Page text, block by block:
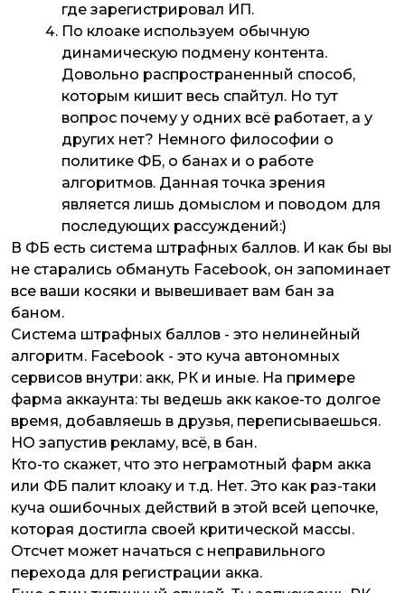
где зарегистрировал ИП.
По клоаке используем обычную
динамическую подмену контента.
Довольно распространенный способ,
которым кишит весь спайтул. Но тут
вопрос почему у одних всё работает, а у
других нет? Немного философии о
политике ФБ, о банах и о работе
алгоритмов. Данная точка зрения
является лишь домыслом и поводом для
последующих рассуждений:)
В ФБ есть система штрафных баллов. И как бы вы
не старались обмануть Facebook, он запоминает
все ваши косяки и вывешивает вам бан за
баном.
Система штрафных баллов - это нелинейный
алгоритм. Facebook - это куча автономных
сервисов внутри: акк, РК и иные. На примере
фарма аккаунта: ты ведешь акк какое-то долгое
время, добавляешь в друзья, переписываешься.
НО запустив рекламу, всё, в бан.
Кто-то скажет, что это неграмотный фарм акка
или ФБ палит клоаку и т.д. Нет. Это как раз-таки
куча ошибочных действий в этой всей цепочке,
которая достигла своей критической массы.
Отсчет может начаться с неправильного
перехода для регистрации акка.